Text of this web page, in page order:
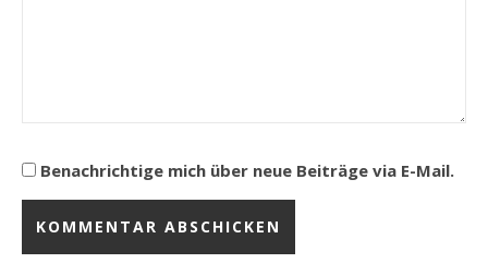
Benachrichtige mich über neue Beiträge via E-Mail.